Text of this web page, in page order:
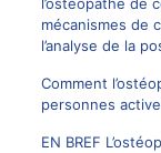
mécanismes de
l’analyse de la
Comment
personnes
EN BREF